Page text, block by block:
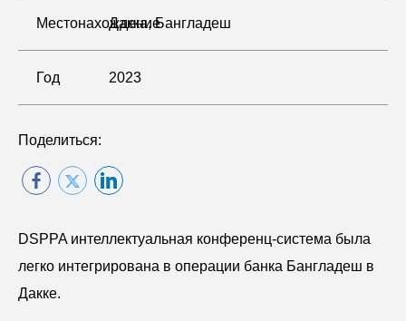
МестонахождениеДакка, Бангладеш
Год 2023
Поделиться:
DSPPA интеллектуальная конференц-система была
легко интегрирована в операции банка Бангладеш в
Дакке.